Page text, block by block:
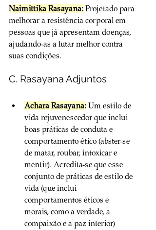
Naimittika Rasayana: Projetado para
melhorar a resistência corporal em
pessoas que já apresentam doenças,
ajudando-as a lutar melhor contra
suas condições.
C. Rasayana Adjuntos
Achara Rasayana: Um estilo de
vida rejuvenescedor que inclui
boas práticas de conduta e
comportamento ético (abster-se
de matar, roubar, intoxicar e
mentir). Acredita-se que esse
conjunto de práticas de estilo de
vida (que inclui
comportamentos éticos e
morais, como a verdade, a
compaixão e a paz interior)